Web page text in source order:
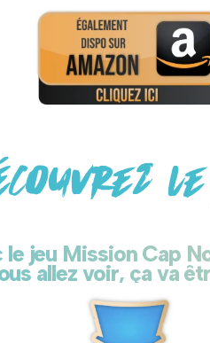
jeu Mission Cap
allez voir, ça va